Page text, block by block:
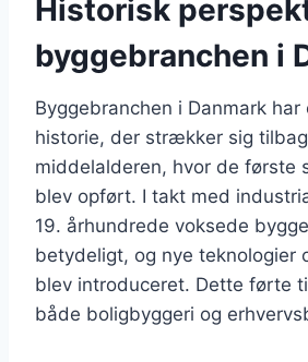
Historisk
byggebranchen i
Byggebranchen i Danmark har
historie, der strækker sig
middelalderen, hvor de første
blev opført. I takt med
19. århundrede voksede
betydeligt, og nye teknologier
blev introduceret. Dette førte
både boligbyggeri og